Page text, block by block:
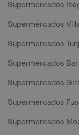
Supermercados
Supermercados
Supermercados
Supermercados
Supermercados
Supermercados
Supermercados